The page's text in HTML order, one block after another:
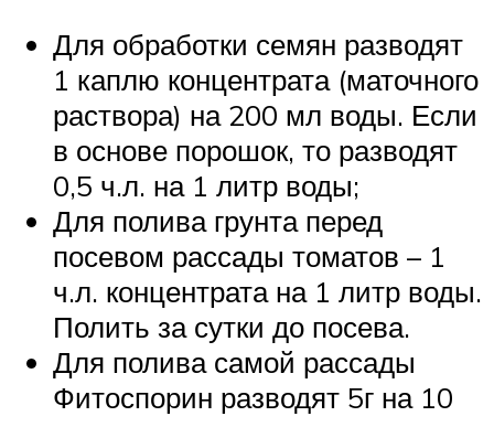
Для обработки семян разводят
1 каплю концентрата (маточного
раствора) на 200 мл воды. Если
в основе порошок, то разводят
0,5 ч.л. на 1 литр воды;
Для полива грунта перед
посевом рассады томатов – 1
ч.л. концентрата на 1 литр воды.
Полить за сутки до посева.
Для полива самой рассады
Фитоспорин разводят 5г на 10